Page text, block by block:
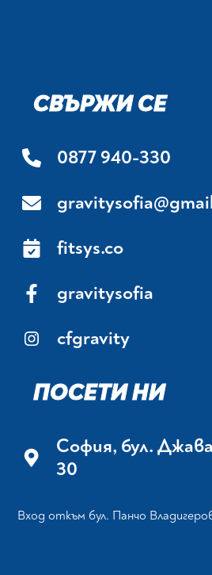
СВЪРЖИ СЕ
0877 940-330
fitsys.co
gravitysofia
cfgravity
ПОСЕТИ НИ
София, бул.
30
Вход откъм бул. Панчо